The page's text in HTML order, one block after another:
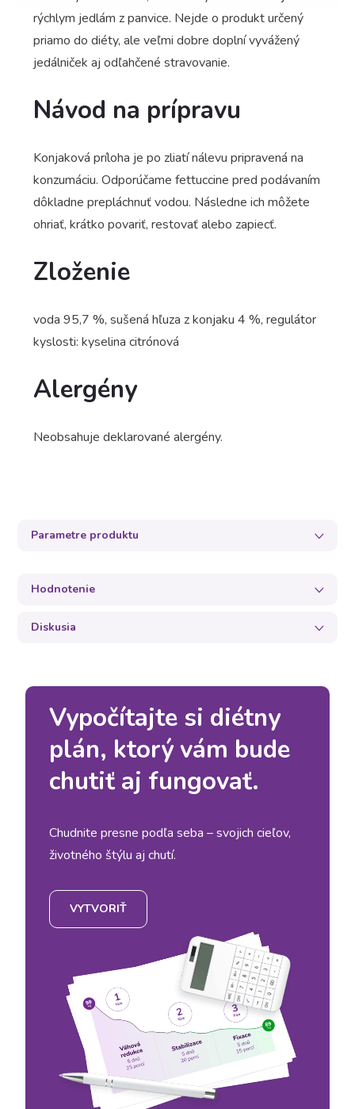
rýchlym jedlám z panvice. Nejde o produkt určený
priamo do diéty, ale veľmi dobre doplní vyvážený
jedálniček aj odľahčené stravovanie.
Návod na prípravu
Konjaková príloha je po zliatí nálevu pripravená na
konzumáciu. Odporúčame fettuccine pred podávaním
dôkladne prepláchnuť vodou. Následne ich môžete
ohriať, krátko povariť, restovať alebo zapiecť.
Zloženie
voda 95,7 %, sušená hľuza z konjaku 4 %, regulátor
kyslosti: kyselina citrónová
Alergény
Neobsahuje deklarované alergény.
Parametre produktu
Hodnotenie
Diskusia
Vypočítajte si diétny
plán, ktorý vám bude
chutiť aj fungovať.
Chudnite presne podľa seba – svojich cieľov,
životného štýlu aj chutí.
VYTVORIŤ